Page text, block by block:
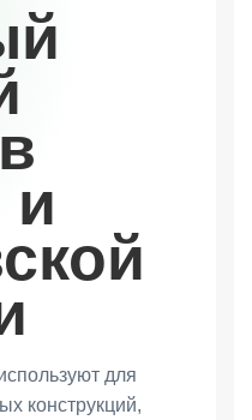
и
для
конструкций,